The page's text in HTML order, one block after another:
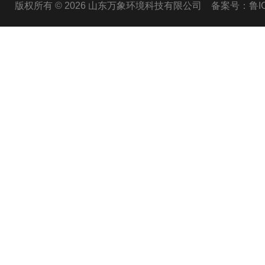
版权所有 © 2026 山东万象环境科技有限公司 备案号：鲁